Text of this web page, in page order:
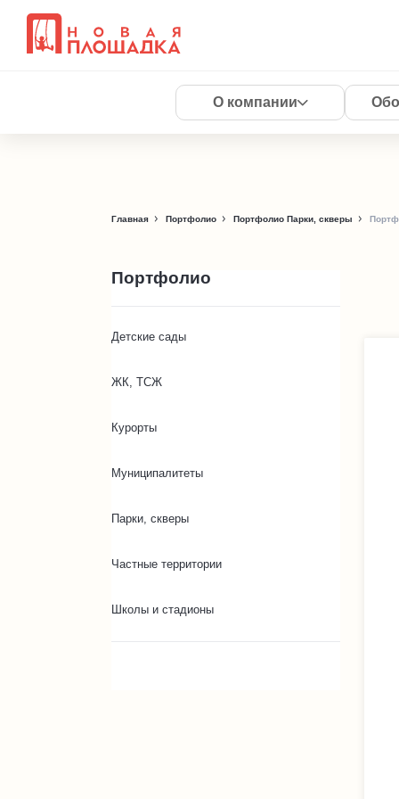
О компании
Главная Портфолио Портфолио Парки, скверы
Портфолио
Детские сады
ЖК, ТСЖ
Курорты
Муниципалитеты
Парки, скверы
Частные территории
Школы и стадионы